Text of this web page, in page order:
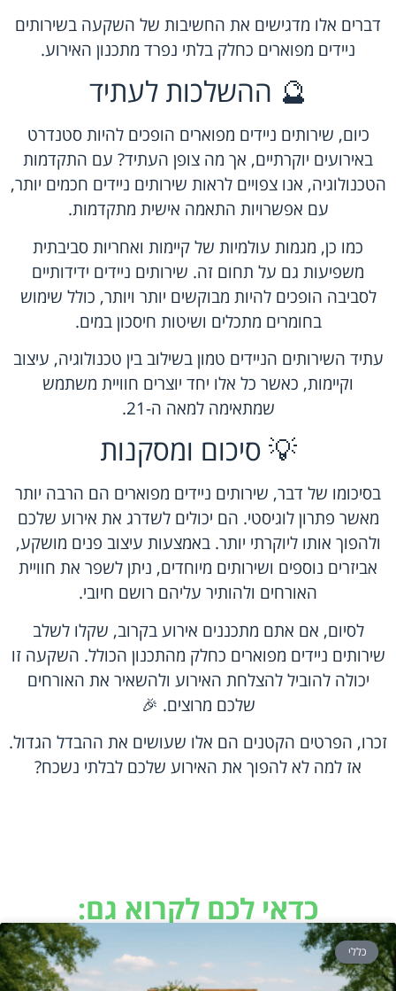
דברים אלו מדגישים את החשיבות של השקעה בשירותים
ניידים מפוארים כחלק בלתי נפרד מתכנון האירוע.
🔮 ההשלכות לעתיד
כיום, שירותים ניידים מפוארים הופכים להיות סטנדרט
באירועים יוקרתיים, אך מה צופן העתיד? עם התקדמות
הטכנולוגיה, אנו צפויים לראות שירותים ניידים חכמים יותר,
עם אפשרויות התאמה אישית מתקדמות.
כמו כן, מגמות עולמיות של קיימות ואחריות סביבתית
משפיעות גם על תחום זה. שירותים ניידים ידידותיים
לסביבה הופכים להיות מבוקשים יותר ויותר, כולל שימוש
בחומרים מתכלים ושיטות חיסכון במים.
עתיד השירותים הניידים טמון בשילוב בין טכנולוגיה, עיצוב
וקיימות, כאשר כל אלו יחד יוצרים חוויית משתמש
שמתאימה למאה ה-21.
💡 סיכום ומסקנות
בסיכומו של דבר, שירותים ניידים מפוארים הם הרבה יותר
מאשר פתרון לוגיסטי. הם יכולים לשדרג את אירוע שלכם
ולהפוך אותו ליוקרתי יותר. באמצעות עיצוב פנים מושקע,
אביזרים נוספים ושירותים מיוחדים, ניתן לשפר את חוויית
האורחים ולהותיר עליהם רושם חיובי.
לסיום, אם אתם מתכננים אירוע בקרוב, שקלו לשלב
שירותים ניידים מפוארים כחלק מהתכנון הכולל. השקעה זו
יכולה להוביל להצלחת האירוע ולהשאיר את האורחים
שלכם מרוצים. 🎉
זכרו, הפרטים הקטנים הם אלו שעושים את ההבדל הגדול.
אז למה לא להפוך את האירוע שלכם לבלתי נשכח?
כדאי לכם לקרוא גם:
כללי